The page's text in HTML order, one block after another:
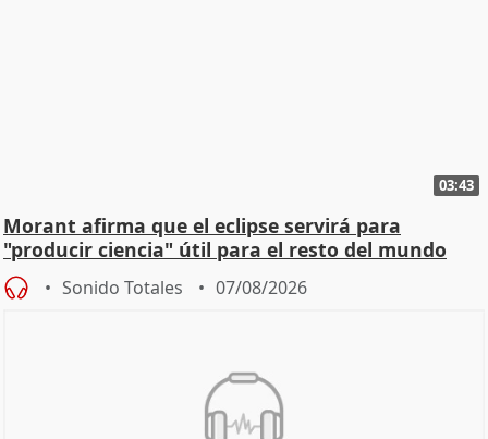
03:43
Morant afirma que el eclipse servirá para
"producir ciencia" útil para el resto del mundo
Sonido Totales 07/08/2026